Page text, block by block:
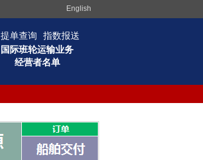
English
提单查询
指数报送
国际班轮运输业务
经营者名单